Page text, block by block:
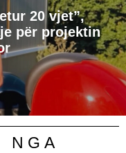
20 vjet”,
për projektin
NGA